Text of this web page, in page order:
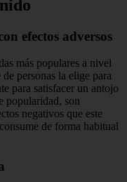
efectos adversos
más populares a nivel
personas la elige para
para satisfacer un antojo
popularidad, son
negativos que este
de forma habitual